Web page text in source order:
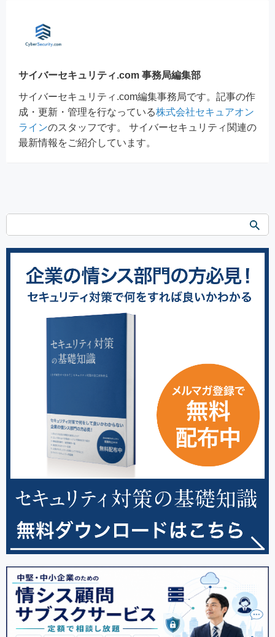
サイバーセキュリティ.com 事務局編集部
サイバーセキュリティ.com編集事務局です。記事の作
成・更新・管理を行なっている株式会社セキュアオン
ラインのスタッフです。 サイバーセキュリティ関連の
最新情報をご紹介しています。